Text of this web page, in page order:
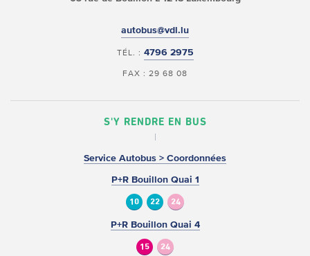
autobus@vdl.lu
TÉL. : 4796 2975
FAX : 29 68 08
S'Y RENDRE EN BUS
Service Autobus > Coordonnées
P+R Bouillon Quai 1
10 22 24
P+R Bouillon Quai 4
15 24